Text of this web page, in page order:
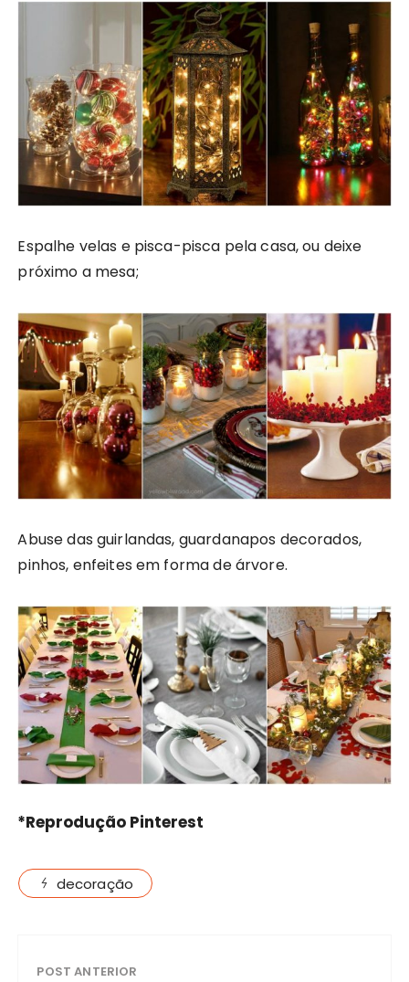
Espalhe velas e pisca-pisca pela casa, ou deixe
próximo a mesa;
Abuse das guirlandas, guardanapos decorados,
pinhos, enfeites em forma de árvore.
*Reprodução Pinterest
decoração
POST ANTERIOR